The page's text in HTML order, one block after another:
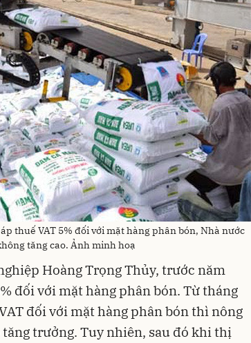
thuế VAT 5% đối với mặt hàng phân bón, Nhà nước
tăng cao. Ảnh minh hoạ
Hoàng Trọng Thủy, trước năm
đối với mặt hàng phân bón. Từ tháng
đối với mặt hàng phân bón thì nông
trưởng. Tuy nhiên, sau đó khi thị